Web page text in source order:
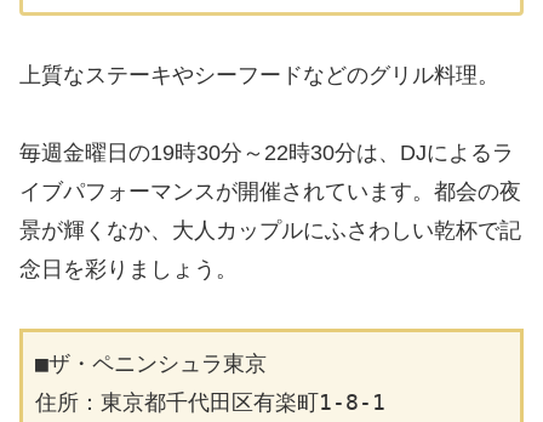
ートルーム...
上質なステーキやシーフードなどのグリル料理。
毎週金曜日の19時30分～22時30分は、DJによるラ
イブパフォーマンスが開催されています。都会の夜
景が輝くなか、大人カップルにふさわしい乾杯で記
念日を彩りましょう。
■ザ・ペニンシュラ東京
住所：東京都千代田区有楽町1-8-1